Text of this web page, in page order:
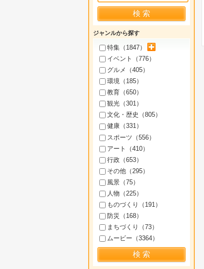
ジャンルから探す
特集（ 1847） サブカテゴリを展
イベント（776）
グルメ（405）
環境（ 185）
教育（650）
観光（301）
文化・歴史（805）
健康（331）
スポーツ（556）
アート（410）
行政（653）
その他（ 295）
風景（75）
人物（ 225）
ものづくり（ 191 ）
防災（ 168）
まちづくり（73）
ムービー（3364）